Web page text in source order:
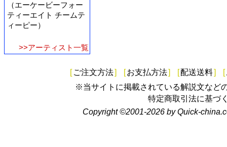
（エーケービーフォー
ティーエイト チームテ
ィーピー）
>>アーティスト一覧
[ ご注文方法] [お支払方法] [配送送料] [
※当サイトに掲載されている解説文など
特定商取引法に基づ
Copyright ©2001-2026 by Quick-